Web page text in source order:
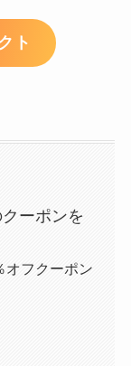
ト
ーポンを
オフクーポン